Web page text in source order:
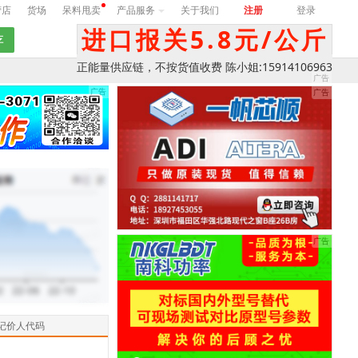
货场 呆料甩卖 产品服务 关于我们 注册 登录
进口报关5.8元/公斤
正能量供应链，不按货值收费 陈小姐:15914106963
价人代码